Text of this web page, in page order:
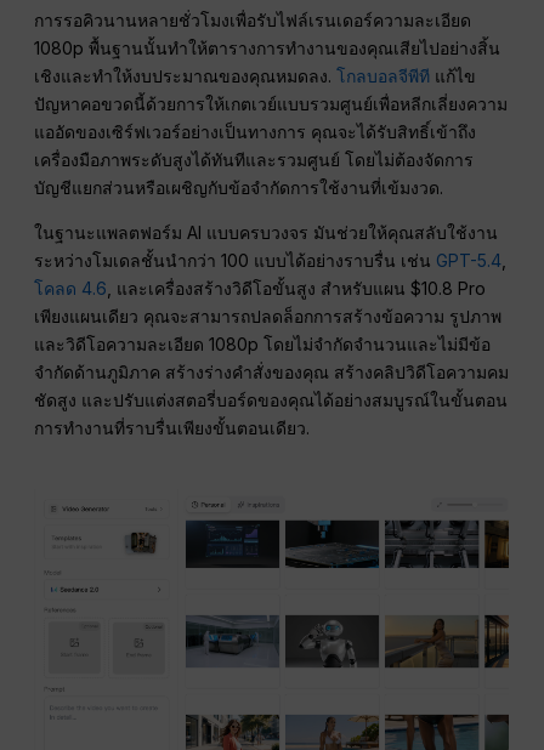
การรอคิวนานหลายชั่วโมงเพื่อรับไฟล์เรนเดอร์ความละเอียด
1080p พื้นฐานนั้นทำให้ตารางการทำงานของคุณเสียไปอย่างสิ้น
เชิงและทำให้งบประมาณของคุณหมดลง.โกลบอลจีพีที แก้ไข
ปัญหาคอขวดนี้ด้วยการให้เกตเวย์แบบรวมศูนย์เพื่อหลีกเลี่ยงความ
แออัดของเซิร์ฟเวอร์อย่างเป็นทางการ คุณจะได้รับสิทธิ์เข้าถึง
เครื่องมือภาพระดับสูงได้ทันทีและรวมศูนย์ โดยไม่ต้องจัดการ
บัญชีแยกส่วนหรือเผชิญกับข้อจำกัดการใช้งานที่เข้มงวด.
ในฐานะแพลตฟอร์ม AI แบบครบวงจร มันช่วยให้คุณสลับใช้งาน
ระหว่างโมเดลชั้นนำกว่า 100 แบบได้อย่างราบรื่น เช่น GPT-5.4
โคลด 4.6 , และเครื่องสร้างวิดีโอขั้นสูง สำหรับแผน $10.8 Pro
เพียงแผนเดียว คุณจะสามารถปลดล็อกการสร้างข้อความ รูปภาพ
และวิดีโอความละเอียด 1080p โดยไม่จำกัดจำนวนและไม่มีข้อ
จำกัดด้านภูมิภาค สร้างร่างคำสั่งของคุณ สร้างคลิปวิดีโอความคม
ชัดสูง และปรับแต่งสตอรี่บอร์ดของคุณได้อย่างสมบูรณ์ในขั้นตอน
การทำงานที่ราบรื่นเพียงขั้นตอนเดียว.